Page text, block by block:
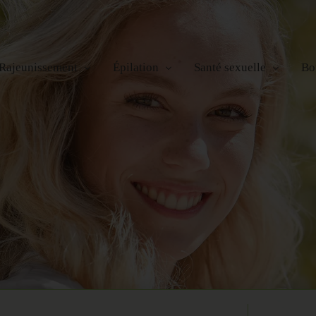
Rajeunissement
Photorajeunissement IPL
Bela MD+
Épilation
Épilation Laser
Épilation à la cire
Santé sexuelle
Dysfonction orgasmique